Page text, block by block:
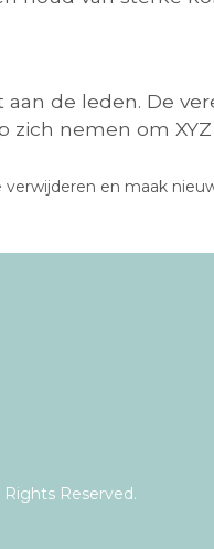
aan de leden. De
zich nemen om
en maak
Rights Reserved.